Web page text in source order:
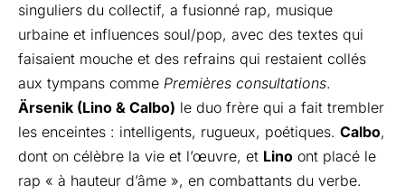
singuliers du collectif, a fusionné rap, musique
urbaine et influences soul/pop, avec des textes qui
faisaient mouche et des refrains qui restaient collés
aux tympans comme Premières consultations.
Ärsenik (Lino & Calbo) le duo frère qui a fait trembler
les enceintes : intelligents, rugueux, poétiques. Calbo,
dont on célèbre la vie et l’œuvre, et Lino ont placé le
rap « à hauteur d’âme », en combattants du verbe.